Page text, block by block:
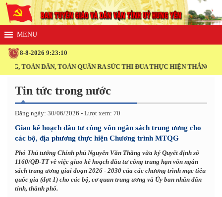
8-8-2026 9:23:10
TOÀN DÂN, TOÀN QUÂN RA SỨC THI ĐUA THỰC HIỆN THẮNG LỢI
Tin tức trong nước
Đăng ngày: 30/06/2026 - Lượt xem: 70
Giao kế hoạch đầu tư công vốn ngân sách trung ương cho
các bộ, địa phương thực hiện Chương trình MTQG
Phó Thủ tướng Chính phủ Nguyễn Văn Thắng vừa ký Quyết định số
1160/QĐ-TT về việc giao kế hoạch đầu tư công trung hạn vốn ngân
sách trung ương giai đoạn 2026 - 2030 của các chương trình mục tiêu
quốc gia (đợt 1) cho các bộ, cơ quan trung ương và Ủy ban nhân dân
tỉnh, thành phố.